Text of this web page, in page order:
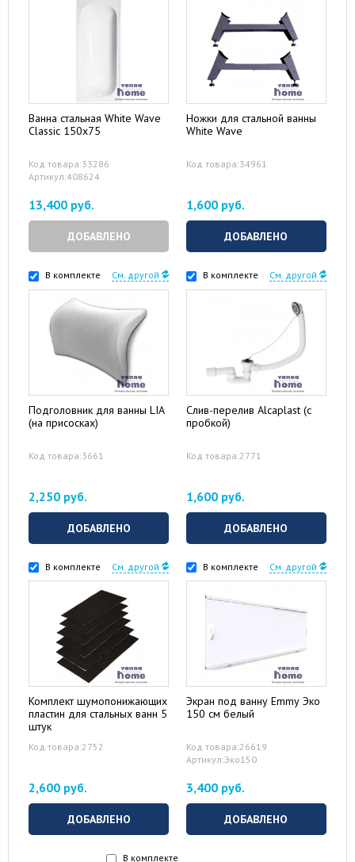
Ванна стальная White Wave
Classic 150x75
Код товара:33286
Артикул:408624
13,400 руб.
ДОБАВЛЕНО
Ножки для стальной ванны
White Wave
Код товара:34961
1,600 руб.
ДОБАВЛЕНО
В комплекте См. другой
Подголовник для ванны LIA
(на присосках)
Код товара:3661
2,250 руб.
ДОБАВЛЕНО
В комплекте См. другой
Слив-перелив Alcaplast (с
пробкой)
Код товара:2771
1,600 руб.
ДОБАВЛЕНО
В комплекте См. другой
Комплект шумопонижающих
пластин для стальных ванн 5
штук
Код товара:2752
2,600 руб.
ДОБАВЛЕНО
В комплекте См. другой
Экран под ванну Emmy Эко
150 см белый
Код товара:26619
Артикул:Эко150
3,400 руб.
ДОБАВЛЕНО
В комплекте